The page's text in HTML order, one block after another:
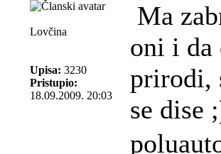
Lovčina
Upisa: 3230
Pristupio:
18.09.2009. 20:03
Ma
oni i da
prirodi,
se dise